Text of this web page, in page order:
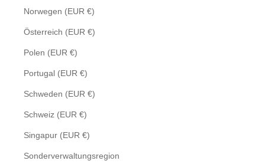
Norwegen (EUR €)
Österreich (EUR €)
Polen (EUR €)
Portugal (EUR €)
Schweden (EUR €)
Schweiz (EUR €)
Singapur (EUR €)
Sonderverwaltungsregion